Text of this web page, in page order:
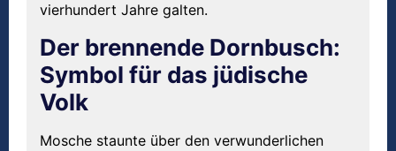
vierhundert Jahre galten.
Der brennende Dornbusch:
Symbol für das jüdische
Volk
Mosche staunte über den verwunderlichen